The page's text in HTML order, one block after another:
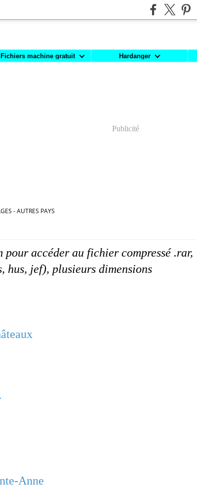
Fichiers machine gratuit Hardanger
Publicité
- AUTRES PAYS
accéder au fichier compressé .rar,
hus, jef), plusieurs dimensions
Anne